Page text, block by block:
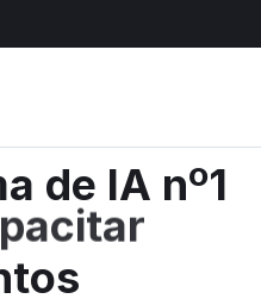
aquisição e gestão de
de IA nº1